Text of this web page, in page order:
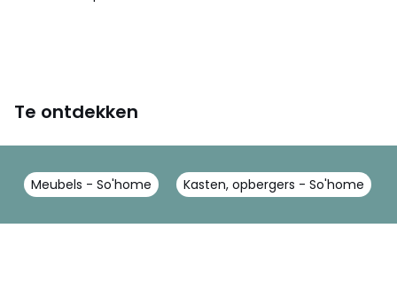
Te ontdekken
Meubels - So'home Kasten, opbergers - So'home